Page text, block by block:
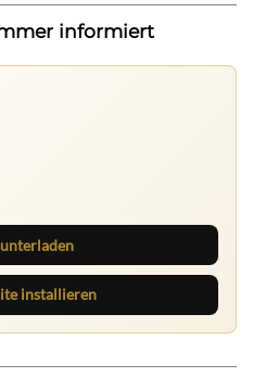
informiert
installieren